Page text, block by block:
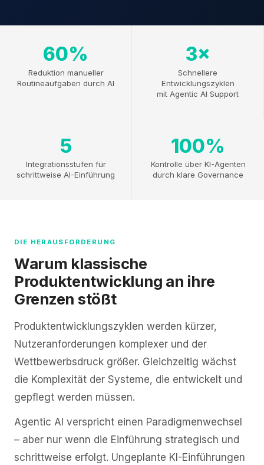
60%
Reduktion manueller
Routineaufgaben durch AI
3×
Schnellere
Entwicklungszyklen
mit Agentic AI Support
5
Integrationsstufen für
schrittweise AI-Einführung
100%
Kontrolle über KI-Agenten
durch klare Governance
DIE HERAUSFORDERUNG
Warum klassische
Produktentwicklung an ihre
Grenzen stößt
Produktentwicklungszyklen werden kürzer,
Nutzeranforderungen komplexer und der
Wettbewerbsdruck größer. Gleichzeitig wächst
die Komplexität der Systeme, die entwickelt und
gepflegt werden müssen.
Agentic AI verspricht einen Paradigmenwechsel
– aber nur wenn die Einführung strategisch und
schrittweise erfolgt. Ungeplante KI-Einführungen